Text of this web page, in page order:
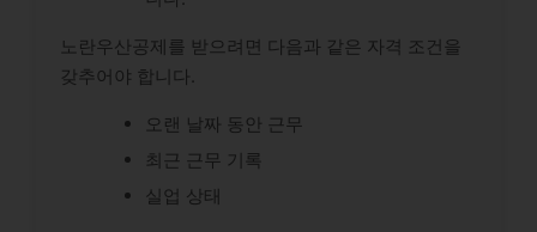
노란우산공제를 받으려면 다음과 같은 자격 조건을
갖추어야 합니다.
오랜 날짜 동안 근무
최근 근무 기록
실업 상태